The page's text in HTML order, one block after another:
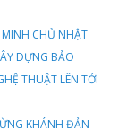
CHỦ NHẬT
DỰNG BẢO
THUẬT LÊN TỚI
KHÁNH ĐẢN